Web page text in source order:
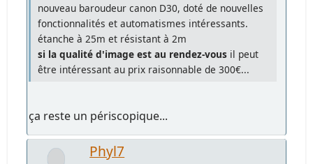
nouveau baroudeur canon D30, doté de nouvelles
fonctionnalités et automatismes intéressants.
étanche à 25m et résistant à 2m
si la qualité d'image est au rendez-vous il peut
être intéressant au prix raisonnable de 300€...
ça reste un périscopique...
Phyl7